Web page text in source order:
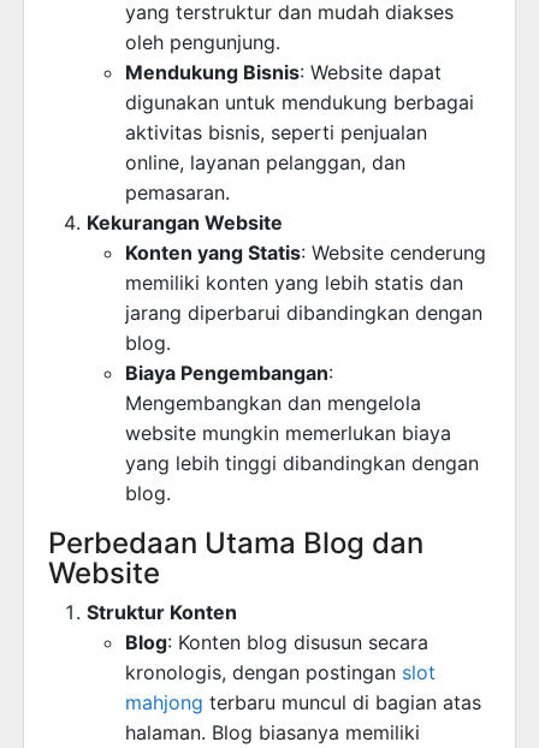
yang terstruktur dan mudah diakses
oleh pengunjung.
Mendukung Bisnis: Website dapat
digunakan untuk mendukung berbagai
aktivitas bisnis, seperti penjualan
online, layanan pelanggan, dan
pemasaran.
Kekurangan Website
Konten yang Statis: Website cenderung
memiliki konten yang lebih statis dan
jarang diperbarui dibandingkan dengan
blog.
Biaya Pengembangan:
Mengembangkan dan mengelola
website mungkin memerlukan biaya
yang lebih tinggi dibandingkan dengan
blog.
Perbedaan Utama Blog dan
Website
Struktur Konten
Blog: Konten blog disusun secara
kronologis, dengan postingan slot
mahjong terbaru muncul di bagian atas
halaman. Blog biasanya memiliki